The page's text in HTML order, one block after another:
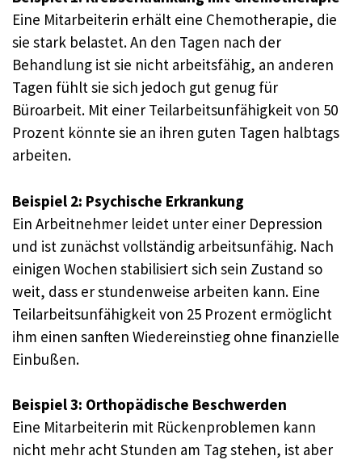
Eine Mitarbeiterin erhält eine Chemotherapie, die
sie stark belastet. An den Tagen nach der
Behandlung ist sie nicht arbeitsfähig, an anderen
Tagen fühlt sie sich jedoch gut genug für
Büroarbeit. Mit einer Teilarbeitsunfähigkeit von 50
Prozent könnte sie an ihren guten Tagen halbtags
arbeiten.
Beispiel 2: Psychische Erkrankung
Ein Arbeitnehmer leidet unter einer Depression
und ist zunächst vollständig arbeitsunfähig. Nach
einigen Wochen stabilisiert sich sein Zustand so
weit, dass er stundenweise arbeiten kann. Eine
Teilarbeitsunfähigkeit von 25 Prozent ermöglicht
ihm einen sanften Wiedereinstieg ohne finanzielle
Einbußen.
Beispiel 3: Orthopädische Beschwerden
Eine Mitarbeiterin mit Rückenproblemen kann
nicht mehr acht Stunden am Tag stehen, ist aber